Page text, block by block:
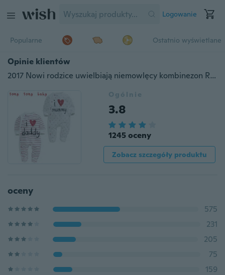
Logowanie
Popularne Ostatnio wyświetlane
Opinie klientów
2017 Nowi rodzice uwielbiają niemowlęcy kombinezon Romper garnitur dla dzieci Rozmiar torby Stopy Noworodki Odzież
Ogólnie
3.8
1245 oceny
Zobacz szczegóły produktu
oceny
575
231
205
75
159